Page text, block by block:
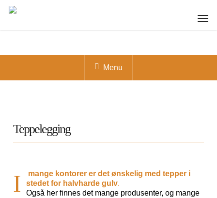
Skip
Menu
Menu
Teppelegging
I
mange kontorer er det ønskelig med tepper i
stedet for halvharde gulv.
Også her finnes det mange produsenter, og mange